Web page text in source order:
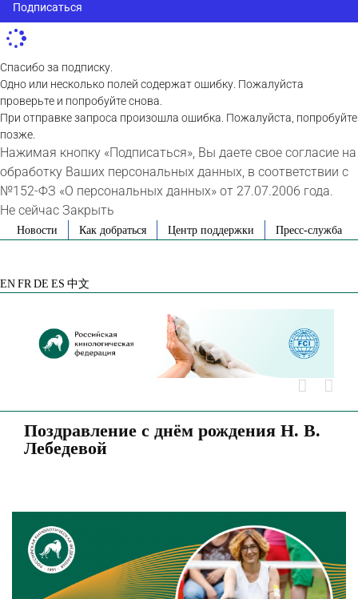
Подписаться
Спасибо за подписку.
Одно или несколько полей содержат ошибку. Пожалуйста
проверьте и попробуйте снова.
При отправке запроса произошла ошибка. Пожалуйста, попробуйте
позже.
Нажимая кнопку «Подписаться», Вы даете свое согласие на
обработку Ваших персональных данных, в соответствии с
№152-ФЗ «О персональных данных» от 27.07.2006 года.
Не сейчас Закрыть
SkipНовости Как добраться Центр поддержки Пресс-служба
EN FR DE ES 中文
Поздравление с днём рождения Н. В.
Лебедевой
Larger
Image